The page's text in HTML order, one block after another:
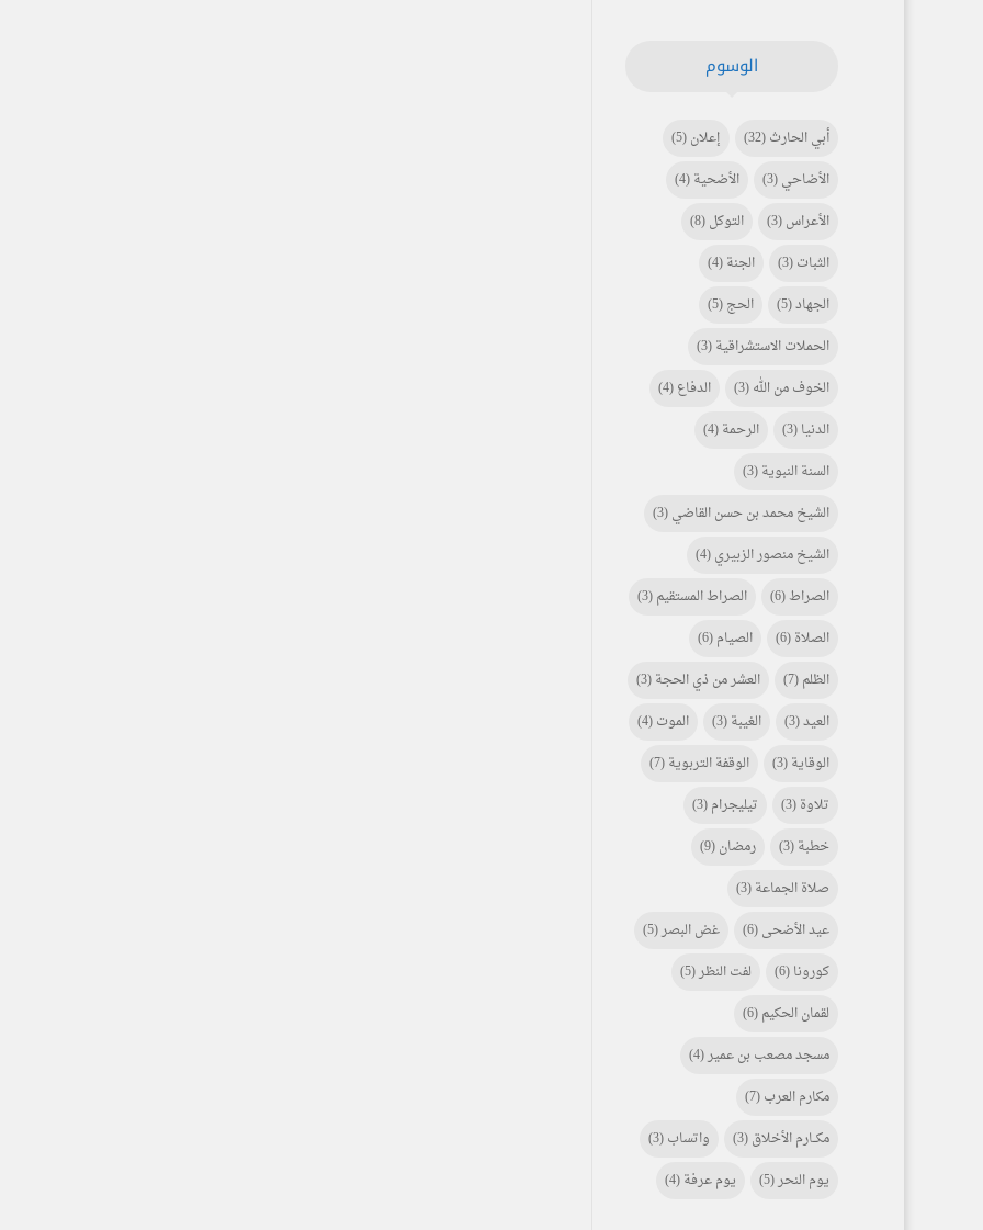
الوسوم
أبي الحارث(32) إعلان(5)
الأضاحي(3) الأضحية(4)
الأعراس(3) التوكل(8)
الثبات(3) الجنة(4)
الجهاد(5) الحج(5)
الحملات الاستشراقية(3)
الخوف من الله(3) الدفاع(4)
الدنيا(3) الرحمة(4)
السنة النبوية(3)
الشيخ محمد بن حسن القاضي(3)
الشيخ منصور الزبيري(4)
الصراط(6) الصراط المستقيم(3)
الصلاة(6) الصيام(6)
الظلم(7) العشر من ذي الحجة(3)
العيد(3) الغيبة(3) الموت(4)
الوقاية(3) الوقفة التربوية(7)
تلاوة(3) تيليجرام(3)
خطبة(3) رمضان(9)
صلاة الجماعة(3)
عيد الأضحى(6) غض البصر(5)
كورونا(6) لفت النظر(5)
لقمان الحكيم(6)
مسجد مصعب بن عمير(4)
مكارم العرب(7)
مكـــارم الأخلاق(3) واتساب(3)
يوم النحر(5) يوم عرفة(4)